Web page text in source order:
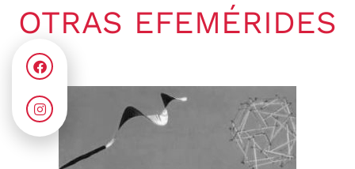
OTRAS EFEMÉRIDES